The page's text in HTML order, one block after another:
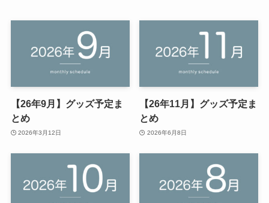
【26年9月】グッズ予定ま
とめ
2026年3月12日
【26年11月】グッズ予定ま
とめ
2026年6月8日